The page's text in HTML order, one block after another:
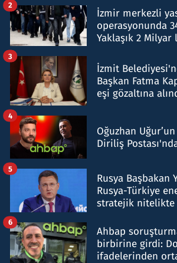
İzmir merkezli
operasyonunda
Yaklaşık 2
2
İzmit
Başkan Fatma
eşi gözaltına
3
Oğuzhan
Diriliş
4
Rusya Başbakan
Rusya-Türkiye
stratejik nitelikte
5
Ahbap
birbirine girdi:
ifadelerinden
6